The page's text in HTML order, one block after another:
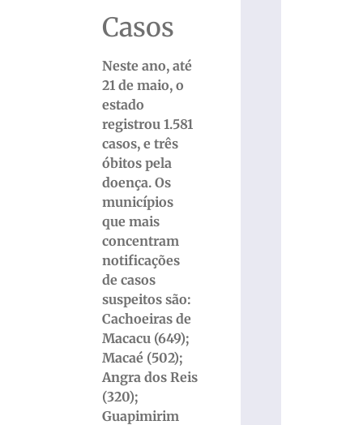
Casos
Neste ano, até
21 de maio, o
estado
registrou 1.581
casos, e três
óbitos pela
doença. Os
municípios
que mais
concentram
notificações
de casos
suspeitos são:
Cachoeiras de
Macacu (649);
Macaé (502);
Angra dos Reis
(320);
Guapimirim